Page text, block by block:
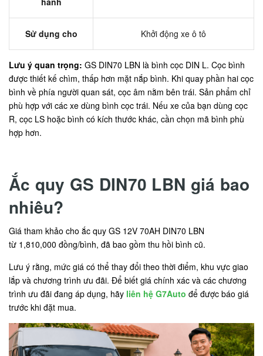
Sử dụng cho Khởi động xe ô tô
Lưu ý quan trọng: GS DIN70 LBN là bình cọc DIN L. Cọc bình
được thiết kế chìm, thấp hơn mặt nắp bình. Khi quay phần hai cọc
bình về phía người quan sát, cọc âm nằm bên trái. Sản phẩm chỉ
phù hợp với các xe dùng bình cọc trái. Nếu xe của bạn dùng cọc
R, cọc LS hoặc bình có kích thước khác, cần chọn mã bình phù
hợp hơn.
Ắc quy GS DIN70 LBN giá bao
nhiêu?
Giá tham khảo cho ắc quy GS 12V 70AH DIN70 LBN
từ 1,810,000 đồng/bình, đã bao gồm thu hồi bình cũ.
Lưu ý rằng, mức giá có thể thay đổi theo thời điểm, khu vực giao
lắp và chương trình ưu đãi. Để biết giá chính xác và các chương
trình ưu đãi đang áp dụng, hãy liên hệ G7Auto để được báo giá
trước khi đặt mua.